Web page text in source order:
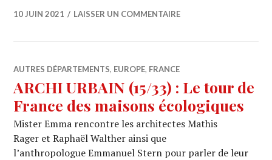
10 JUIN 2021 LAISSER UN COMMENTAIRE
AUTRES DÉPARTEMENTS, EUROPE, FRANCE
ARCHI URBAIN (15/33) : Le tour de
France des maisons écologiques
Mister Emma rencontre les architectes Mathis
Rager et Raphaël Walther ainsi que
l’anthropologue Emmanuel Stern pour parler de leur